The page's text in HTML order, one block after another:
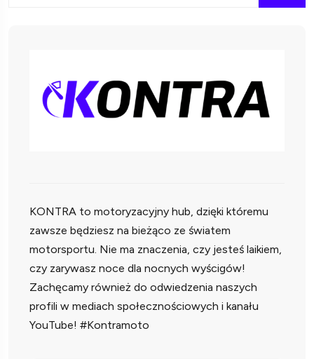
KONTRA to motoryzacyjny hub, dzięki któremu
zawsze będziesz na bieżąco ze światem
motorsportu. Nie ma znaczenia, czy jesteś laikiem,
czy zarywasz noce dla nocnych wyścigów!
Zachęcamy również do odwiedzenia naszych
profili w mediach społecznościowych i kanału
YouTube! #Kontramoto